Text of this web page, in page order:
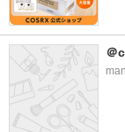
＠